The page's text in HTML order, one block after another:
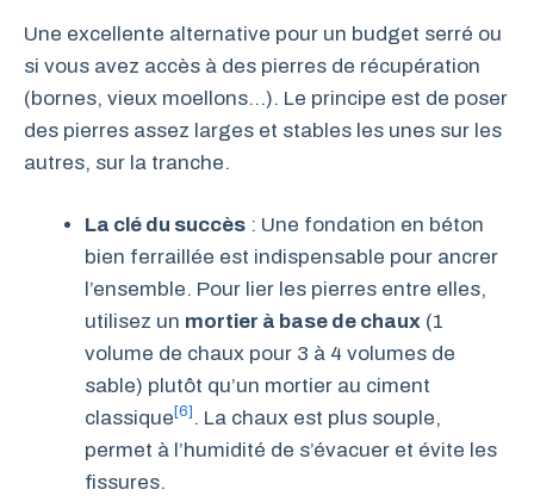
Une excellente alternative pour un budget serré ou
si vous avez accès à des pierres de récupération
(bornes, vieux moellons…). Le principe est de poser
des pierres assez larges et stables les unes sur les
autres, sur la tranche.
La clé du succès : Une fondation en béton
bien ferraillée est indispensable pour ancrer
l’ensemble. Pour lier les pierres entre elles,
utilisez un mortier à base de chaux (1
volume de chaux pour 3 à 4 volumes de
sable) plutôt qu’un mortier au ciment
classique [6] . La chaux est plus souple,
permet à l’humidité de s’évacuer et évite les
fissures.